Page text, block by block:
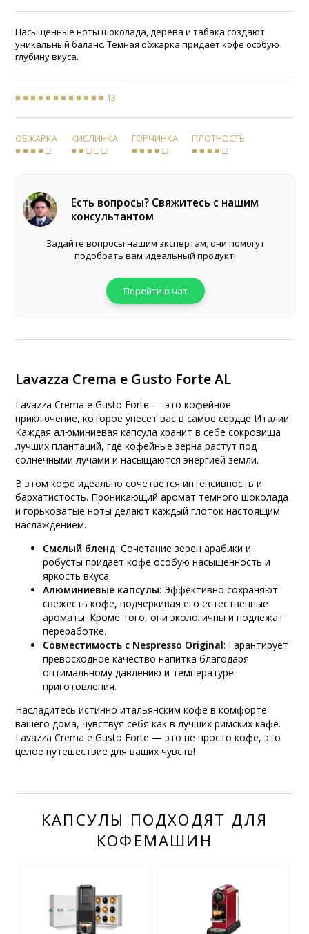
Насыщенные ноты шоколада, дерева и табака создают
уникальный баланс. Темная обжарка придает кофе особую
глубину вкуса.
■ ■ ■ ■ ■ ■ ■ ■ ■ ■ ■ ■ 13
ОБЖАРКА
■ ■ ■ ■ □
КИСЛИНКА
■ ■ □ □ □
ГОРЧИНКА
■ ■ ■ ■ □
ПЛОТНОСТЬ
■ ■ ■ ■ □
Есть вопросы? Свяжитесь с нашим
консультантом
Задайте вопросы нашим экспертам, они помогут
подобрать вам идеальный продукт!
Перейти в чат
Lavazza Crema e Gusto Forte AL
Lavazza Crema e Gusto Forte — это кофейное
приключение, которое унесет вас в самое сердце Италии.
Каждая алюминиевая капсула хранит в себе сокровища
лучших плантаций, где кофейные зерна растут под
солнечными лучами и насыщаются энергией земли.
В этом кофе идеально сочетается интенсивность и
бархатистость. Проникающий аромат темного шоколада
и горьковатые ноты делают каждый глоток настоящим
наслаждением.
Смелый бленд: Сочетание зерен арабики и
робусты придает кофе особую насыщенность и
яркость вкуса.
Алюминиевые капсулы: Эффективно сохраняют
свежесть кофе, подчеркивая его естественные
ароматы. Кроме того, они экологичны и подлежат
переработке.
Совместимость с Nespresso Original: Гарантирует
превосходное качество напитка благодаря
оптимальному давлению и температуре
приготовления.
Насладитесь истинно итальянским кофе в комфорте
вашего дома, чувствуя себя как в лучших римских кафе.
Lavazza Crema e Gusto Forte — это не просто кофе, это
целое путешествие для ваших чувств!
КАПСУЛЫ ПОДХОДЯТ ДЛЯ
КОФЕМАШИН